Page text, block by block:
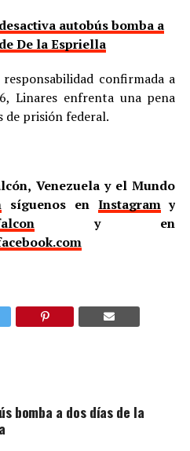
autobús bomba a
De la Espriella
confirmada a
Linares enfrenta una pena
de prisión federal.
Venezuela y el Mundo
síguenos en Instagramy
y en
bomba a dos días de la